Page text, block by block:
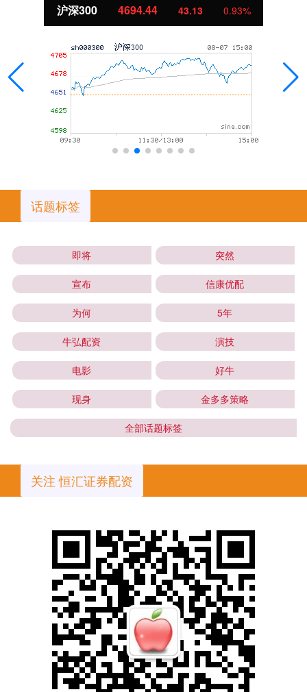
沪深300 4694.44 43.13 0.93%
话题标签
即将 突然
宣布 信康优配
为何 5年
牛弘配资 演技
电影 好牛
现身 金多多策略
全部话题标签
关注 恒汇证券配资